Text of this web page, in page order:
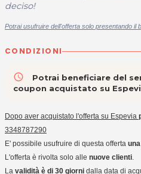
deciso!
Potrai usufruire dell'offerta solo presentando il
CONDIZIONI
access_time
Potrai beneficiare del
coupon acquistato su
Dopo aver acquistato l'offerta su Espevia
3348787290
E' possibile usufruire di questa offerta
L'offerta è rivolta solo alle nuove clienti.
La validità è di 30 giorni dalla data di